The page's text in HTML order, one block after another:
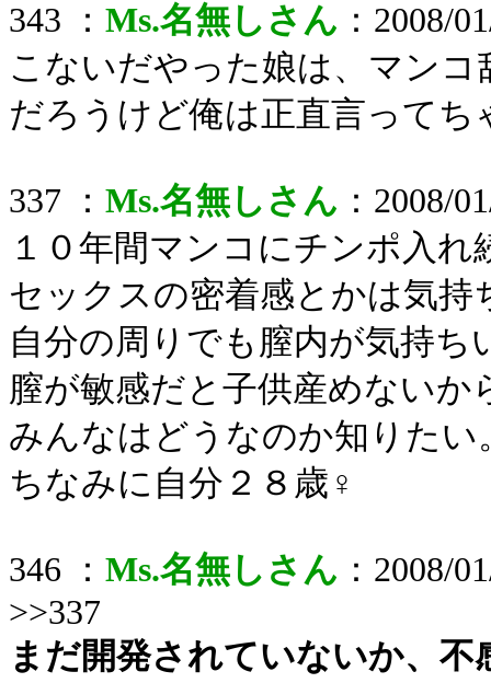
343 ： Ms.名無しさん ：2008/
こないだやった娘は、マン
だろうけど俺は正直言って
337 ： Ms.名無しさん ：2008/
１０年間マンコにチンポ入
セックスの密着感とかは気
自分の周りでも膣内が気持
膣が敏感だと子供産めないか
みんなはどうなのか知りたい
ちなみに自分２８歳♀
346 ： Ms.名無しさん ：2008/
>>337
まだ開発されていないか、